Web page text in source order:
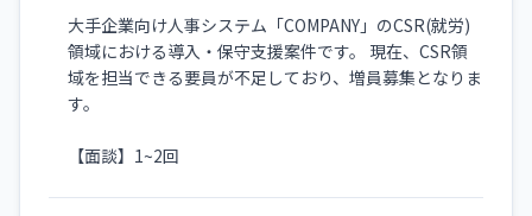
大手企業向け人事システム「COMPANY」のCSR(就労)
領域における導入・保守支援案件です。 現在、CSR領
域を担当できる要員が不足しており、増員募集となりま
す。
【面談】1~2回